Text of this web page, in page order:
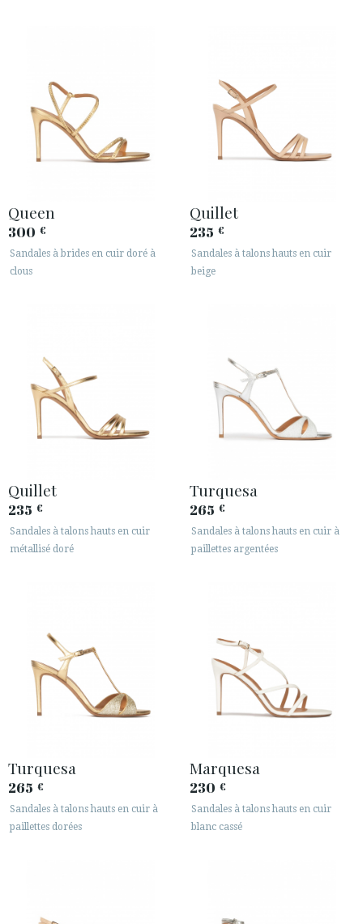
Queen
300 €
Sandales à brides en cuir doré à
clous
Quillet
235 €
Sandales à talons hauts en cuir
beige
Quillet
235 €
Sandales à talons hauts en cuir
métallisé doré
Turquesa
265 €
Sandales à talons hauts en cuir à
paillettes argentées
Turquesa
265 €
Sandales à talons hauts en cuir à
paillettes dorées
Marquesa
230 €
Sandales à talons hauts en cuir
blanc cassé